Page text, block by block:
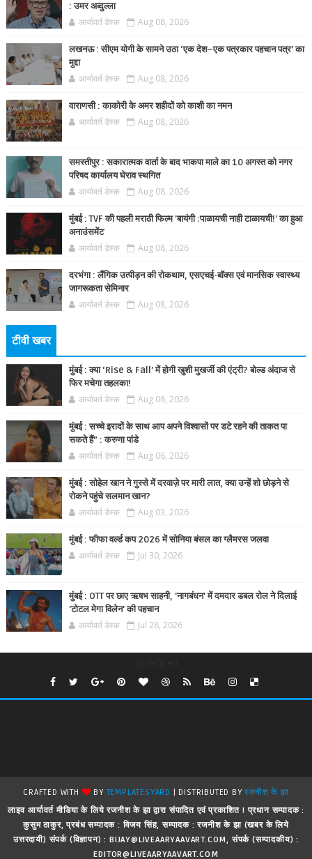
: उमर अब्दुल्ला
आर्यावर्त डेस्क Aug 08, 2026
लखनऊ : सीएम योगी के सामने उठा ‘एक देश–एक पत्रकार पहचान पत्र’ का
मुद्दा
आर्यावर्त डेस्क Aug 08, 2026
वाराणसी : काकोरी के अमर शहीदों को काशी का नमन
आर्यावर्त डेस्क Aug 08, 2026
समस्तीपुर : सकारात्मक वार्ता के बाद भाकपा माले का 10 अगस्त को नगर
परिषद कार्यालय घेराव स्थगित
आर्यावर्त डेस्क Aug 08, 2026
मुंबई : TVF की पहली मराठी फिल्म 'बायंगी :पाळायची नाही टाळायची!' का हुआ
अनाउंसमेंट
आर्यावर्त डेस्क Aug 08, 2026
दरभंगा : लैंगिक उत्पीड़न की रोकथाम, एसएचई-बॉक्स एवं मानसिक स्वास्थ्य
जागरूकता सेमिनार
आर्यावर्त डेस्क Aug 08, 2026
टीवी खबर
मुंबई : क्या ‘Rise & Fall’ में होगी खुशी मुखर्जी की एंट्री? बोल्ड अंदाज से
फिर मचेगा तहलका!
आर्यावर्त डेस्क Aug 06, 2026
मुंबई : सच्चे इरादों के साथ आप अपने विश्वासों पर डटे रहने की ताकत पा
सकते हैं” : करुणा पांडे
आर्यावर्त डेस्क Aug 06, 2026
मुंबई : सोहेल खान ने गुस्से में दरवाज़े पर मारी लात, क्या उन्हें शो छोड़ने से
रोकने पहुंचे सलमान खान?
आर्यावर्त डेस्क Aug 03, 2026
मुंबई : फीफा वर्ल्ड कप 2026 में सोनिया बंसल का ग्लैमरस जलवा
आर्यावर्त डेस्क Jul 30, 2026
मुंबई : OTT पर छाए ऋषभ साहनी, 'नागबंधन' में दमदार डबल रोल ने दिलाई
'टोटल मेगा विलेन' की पहचान
आर्यावर्त डेस्क Jul 28, 2026
CRAFTED WITH BYTEMPLATESYARD | DISTRIBUTED BYरजनीश के झा
लाइव आर्यावर्त मीडिया के लिये रजनीश के झा द्वारा संपादित एवं प्रकाशित ! प्रधान सम्पादक :
कुसुम ठाकुर, प्रबंध सम्पादक : विजय सिंह, सम्पादक : रजनीश के झा (खबर के लिये
उत्तरदायी) संपर्क (विज्ञापन) : BIJAY@LIVEAARYAAVART.COM, संपर्क (सम्पादकीय) :
EDITOR@LIVEAARYAAVART.COM